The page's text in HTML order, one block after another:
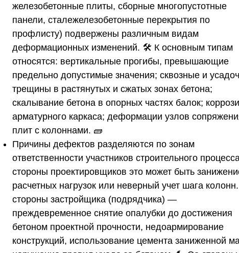
железобетонные плиты, сборные многопустотные
панели, сталежелезобетонные перекрытия по
профлисту) подвержены различным видам
деформационных изменений. 🛠️ К основным типам
относятся: вертикальные прогибы, превышающие
предельно допустимые значения; сквозные и
трещины в растянутых и сжатых зонах бетона;
скалывание бетона в опорных частях балок;
арматурного каркаса; деформации узлов
плит с колоннами. 🧱
Причины дефектов разделяются по зонам
ответственности участников строительного
стороны проектировщиков это может быть
расчетных нагрузок или неверный учет шага
стороны застройщика (подрядчика) —
преждевременное снятие опалубки до достижения
бетоном проектной прочности, недоармирование
конструкций, использование цемента заниженной